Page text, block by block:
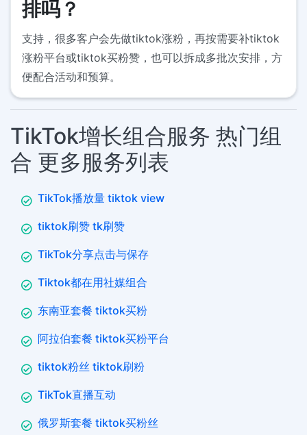
排吗？
支持，很多客户会先做tiktok涨粉，再按需要补tiktok
涨粉平台或tiktok买粉赞，也可以拆成多批次安排，方
便配合活动和预算。
TikTok增长组合服务 热门组
合 更多服务列表
TikTok播放量 tiktok view
tiktok刷赞 tk刷赞
TikTok分享点击与保存
Tiktok都在用社媒组合
东南亚套餐 tiktok买粉
阿拉伯套餐 tiktok买粉平台
tiktok粉丝 tiktok刷粉
TikTok直播互动
俄罗斯套餐 tiktok买粉丝